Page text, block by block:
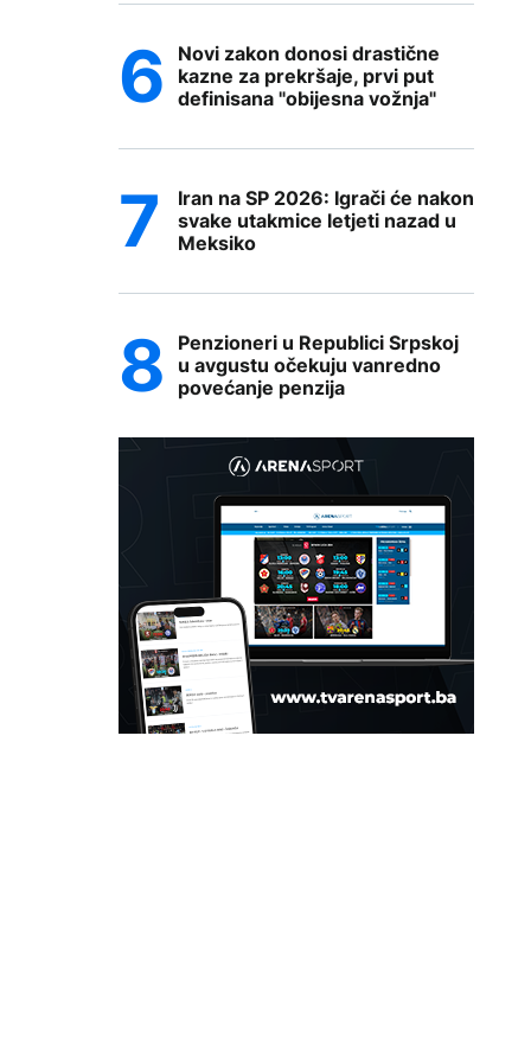
Novi zakon donosi drastične
kazne za prekršaje, prvi put
definisana "obijesna vožnja"
Iran na SP 2026: Igrači će nakon
svake utakmice letjeti nazad u
Meksiko
Penzioneri u Republici Srpskoj
u avgustu očekuju vanredno
povećanje penzija